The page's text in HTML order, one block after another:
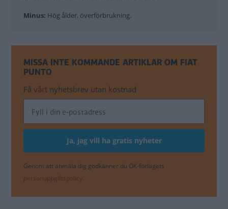
Minus: Hög ålder, överförbrukning.
MISSA INTE KOMMANDE ARTIKLAR OM FIAT
PUNTO
Få vårt nyhetsbrev utan kostnad
Genom att anmäla dig godkänner du OK-förlagets
personuppgiftspolicy.